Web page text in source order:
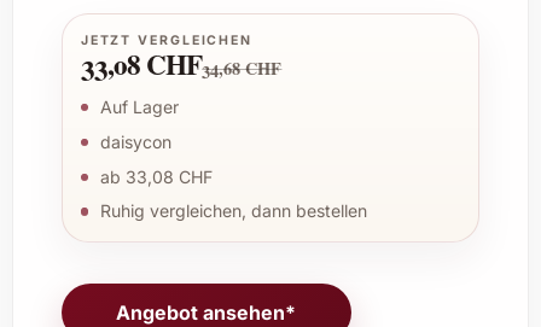
JETZT VERGLEICHEN
33,08 CHF34,68 CHF
Auf Lager
daisycon
ab 33,08 CHF
Ruhig vergleichen, dann bestellen
Angebot ansehen*